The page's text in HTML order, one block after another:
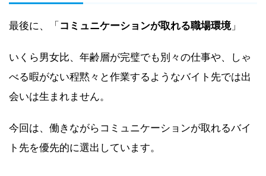
最後に、「 コミュニケーションが取れる職場環境」
いくら男女比、年齢層が完璧でも別々の仕事や、しゃ
べる暇がない程黙々と作業するようなバイト先では出
会いは生まれません。
今回は、働きながらコミュニケーションが取れるバイ
ト先を優先的に選出しています。